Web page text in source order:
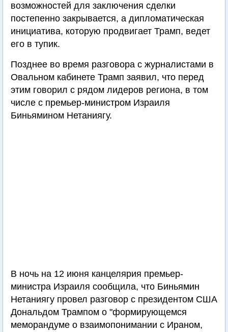
возможностей для заключения сделки
постепенно закрывается, а дипломатическая
инициатива, которую продвигает Трамп, ведет
его в тупик.
Позднее во время разговора с журналистами в
Овальном кабинете Трамп заявил, что перед
этим говорил с рядом лидеров региона, в том
числе с премьер-министром Израиля
Биньямином Нетаниягу.
В ночь на 12 июня канцелярия премьер-
министра Израиля сообщила, что Биньямин
Нетаниягу провел разговор с президентом США
Дональдом Трампом о "формирующемся
меморандуме о взаимопонимании с Ираном,